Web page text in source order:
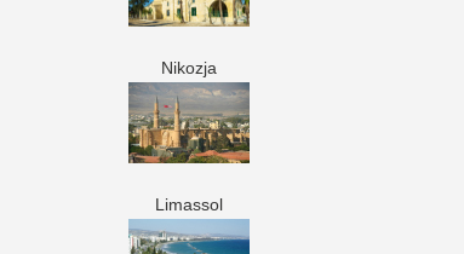
Nikozja
Limassol